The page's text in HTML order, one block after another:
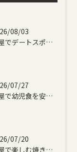
08/03
居酒屋でデートスポットを探すなら愛知県名古屋市千種区振甫町の魅力と選び方徹底ガイド
07/27
居酒屋で幼児食を安心して楽しむためのキッズルーム活用と選び方ガイド
07/20
居酒屋で楽しむ焼きそばの魅力と千種区稲舟通のディープな夜時間